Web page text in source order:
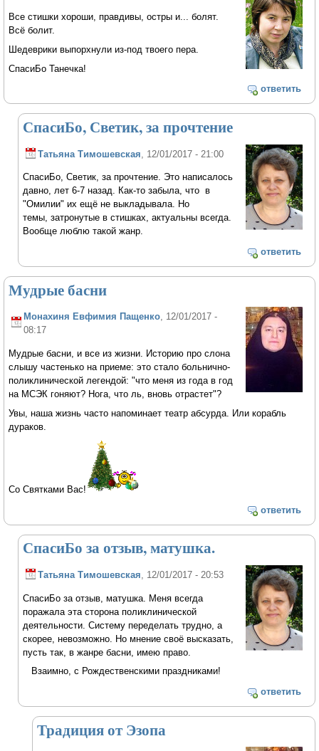
Все стишки хороши, правдивы, остры и... болят.
Всё болит.
Шедеврики выпорхнули из-под твоего пера.
СпасиБо Танечка!
ответить
СпасиБо, Светик, за прочтение
Татьяна Тимошевская , 12/01/2017 - 21:00
СпасиБо, Светик, за прочтение. Это написалось
давно, лет 6-7 назад. Как-то забыла, что в
"Омилии" их ещё не выкладывала. Но
темы, затронутые в стишках, актуальны всегда.
Вообще люблю такой жанр.
ответить
Мудрые басни
Монахиня Евфимия Пащенко, 12/01/2017 -
08:17
Мудрые басни, и все из жизни. Историю про слона
слышу частенько на приеме: это стало больнично-
поликлинической легендой: "что меня из года в год
на МСЭК гоняют? Нога, что ль, вновь отрастет"?
Увы, наша жизнь часто напоминает театр абсурда. Или корабль
дураков.
Со Святками Вас!
ответить
СпасиБо за отзыв, матушка.
Татьяна Тимошевская , 12/01/2017 - 20:53
СпасиБо за отзыв, матушка. Меня всегда
поражала эта сторона поликлинической
деятельности. Систему переделать трудно, а
скорее, невозможно. Но мнение своё высказать,
пусть так, в жанре басни, имею право.
Взаимно, с Рождественскими праздниками!
ответить
Традиция от Эзопа